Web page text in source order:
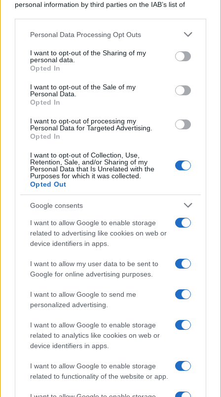
personal information by third parties on the IAB’s list of
This information may also be disclosed by us to third parties
disclose it to other third parties.
Please note that this website/app uses one or more Google
services and may gather and store information including but
not limited to your visit or usage behaviour. You may click to
grant or deny consent to Google and its third-party tags to
consent section.
Personal Data Processing Opt Outs
I want to opt-out of the Sharing of my
personal data.
Opted In
I want to opt-out of the Sale of my
Personal Data.
Opted In
I want to opt-out of processing my
Personal Data for Targeted Advertising.
Opted In
I want to opt-out of Collection, Use,
Retention, Sale, and/or Sharing of my
Personal Data that Is Unrelated with the
Purposes for which it was collected.
Opted Out
Google consents
I want to allow Google to enable storage
related to advertising like cookies on web or
device identifiers in apps.
I want to allow my user data to be sent to
Google for online advertising purposes.
I want to allow Google to send me
personalized advertising.
I want to allow Google to enable storage
related to analytics like cookies on web or
device identifiers in apps.
I want to allow Google to enable storage
related to functionality of the website or app.